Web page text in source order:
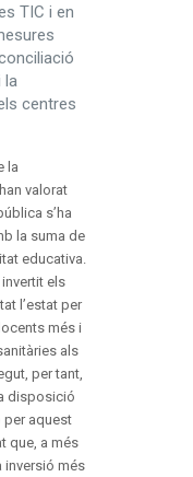
TIC i en
la
centres
la
valorat
s’ha
la suma de
educativa.
els
l’estat per
més i
als
per tant,
disposició
per aquest
que, a més
inversió més